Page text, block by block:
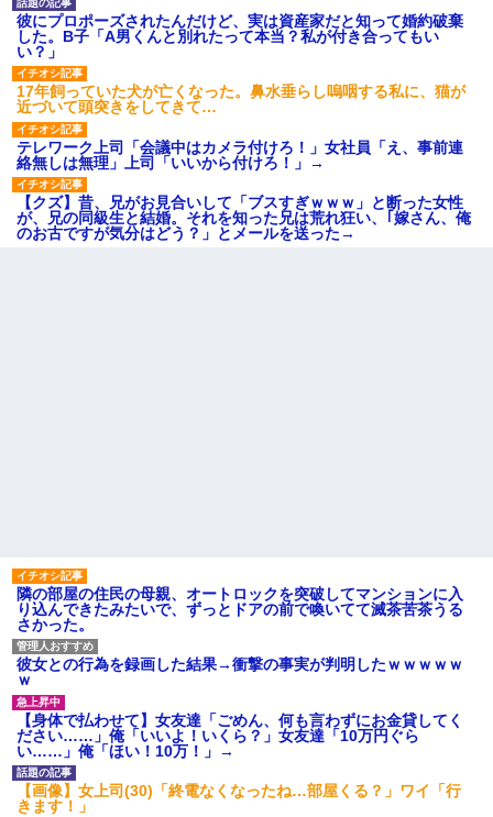
彼にプロポーズされたんだけど、実は資産家だと知って婚約破棄
した。B子「A男くんと別れたって本当？私が付き合ってもい
い？」
17年飼っていた犬が亡くなった。鼻水垂らし嗚咽する私に、猫が
近づいて頭突きをしてきて…
テレワーク上司「会議中はカメラ付けろ！」女社員「え、事前連
絡無しは無理」上司「いいから付けろ！」→
【クズ】昔、兄がお見合いして「ブスすぎｗｗｗ」と断った女性
が、兄の同級生と結婚。それを知った兄は荒れ狂い、｢嫁さん、俺
のお古ですが気分はどう？」とメールを送った→
隣の部屋の住民の母親、オートロックを突破してマンションに入
り込んできたみたいで、ずっとドアの前で喚いてて滅茶苦茶うる
さかった。
彼女との行為を録画した結果→衝撃の事実が判明したｗｗｗｗｗ
ｗ
【身体で払わせて】女友達「ごめん、何も言わずにお金貸してく
ださい……」俺「いいよ！いくら？」女友達「10万円ぐら
い……」俺「ほい！10万！」→
【画像】女上司(30)「終電なくなったね…部屋くる？」ワイ「行
きます！」